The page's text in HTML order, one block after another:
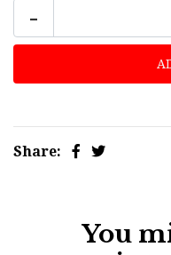
-
Share:
You